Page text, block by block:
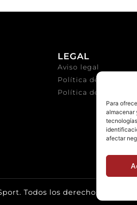
Para
almacenar
afectar
LEGAL
Aviso legal
Política de privacidad
Política de cookies
Todos los derechos